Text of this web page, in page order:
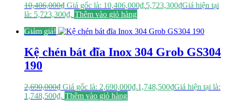
10,406,000₫ Giá gốc là: 10,406,000₫.5,723,300₫Giá hiện tại
là: 5,723,300₫. Thêm vào giỏ hàng
Giảm giá!
Kệ chén bát đĩa Inox 304 Grob GS304
190
2,690,000₫ Giá gốc là: 2,690,000₫.1,748,500₫Giá hiện tại là:
1,748,500₫. Thêm vào giỏ hàng